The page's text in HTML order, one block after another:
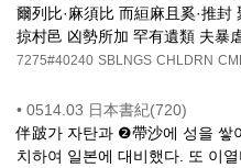
爾列比·麻須比 而絙麻且奚·推
掠村邑 凶勢所加 罕有遺類 夫暴
7275#40240 SBLNGS CHLDRN
• 0514.03 日本書紀(720)
伴跛가 자탄과 ❷帶沙에 성을 쌓
치하여 일본에 대비했다. 또 이